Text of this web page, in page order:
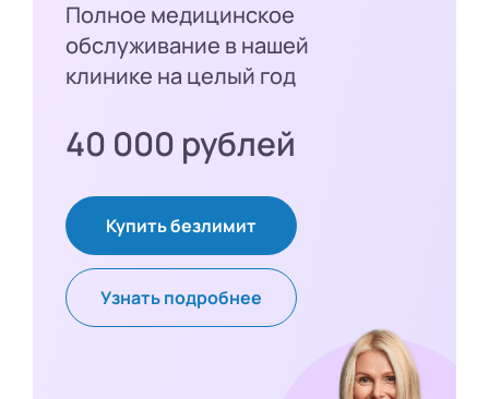
Полное медицинское
обслуживание в нашей
клинике на целый год
40 000 рублей
Купить безлимит
Узнать подробнее